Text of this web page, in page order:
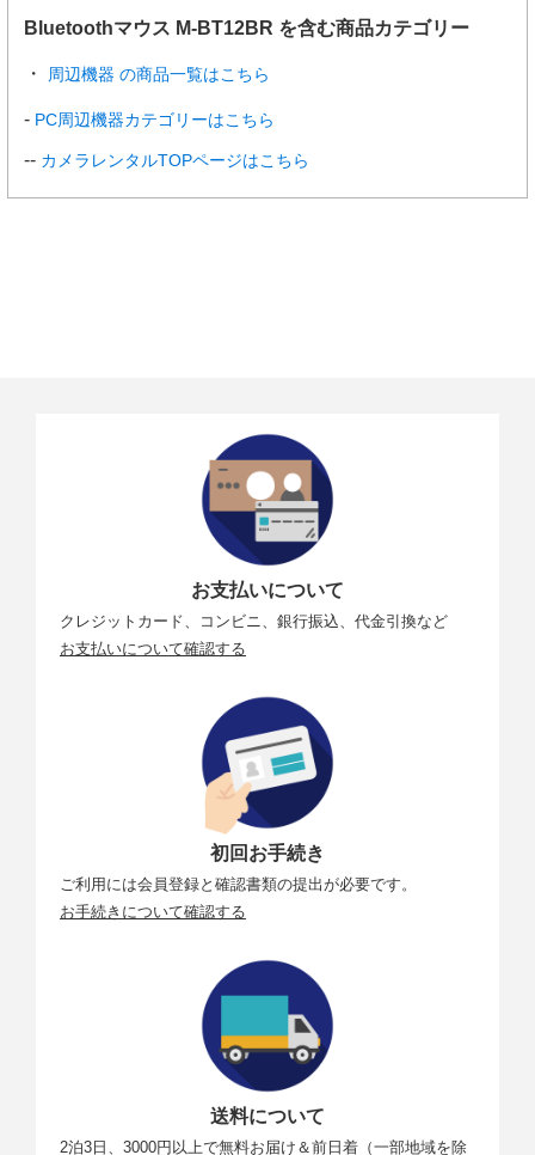
Bluetoothマウス M-BT12BR を含む商品カテゴリー
周辺機器 の商品一覧はこちら
PC周辺機器カテゴリーはこちら
カメラレンタルTOPページはこちら
お支払いについて
クレジットカード、コンビニ、銀行振込、代金引換など
お支払いについて確認する
初回お手続き
ご利用には会員登録と確認書類の提出が必要です。
お手続きについて確認する
送料について
2泊3日、3000円以上で無料お届け＆前日着（一部地域を除